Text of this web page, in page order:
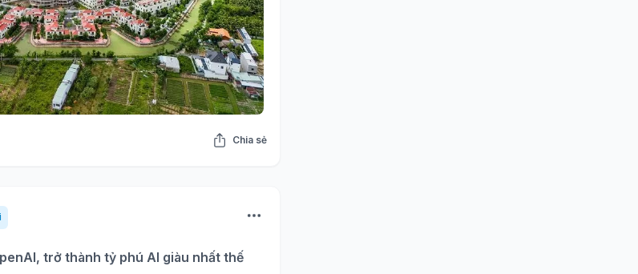
Chia sẻ
trở thành tỷ phú AI giàu nhất thế